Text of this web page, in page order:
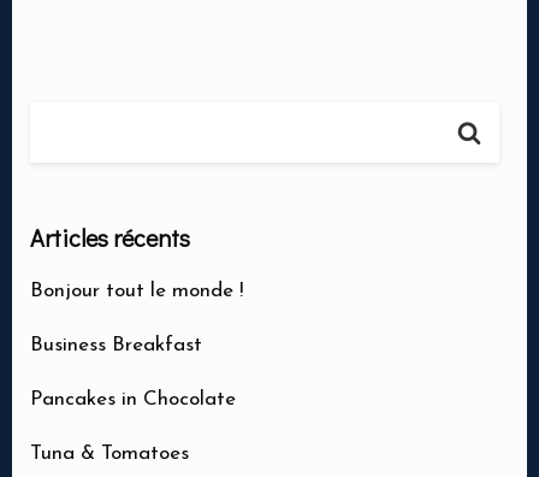
Articles récents
Bonjour tout le monde !
Business Breakfast
Pancakes in Chocolate
Tuna & Tomatoes
Ma réservation